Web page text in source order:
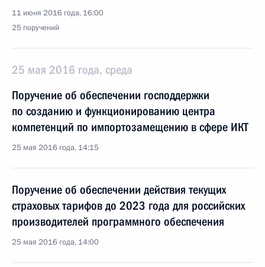
11 июня 2016 года, 16:00
25 поручений
25 мая 2016 года, среда
Поручение об обеспечении господдержки
по созданию и функционированию центра
компетенций по импортозамещению в сфере ИКТ
25 мая 2016 года, 14:15
Поручение об обеспечении действия текущих
страховых тарифов до 2023 года для российских
производителей программного обеспечения
25 мая 2016 года, 14:00